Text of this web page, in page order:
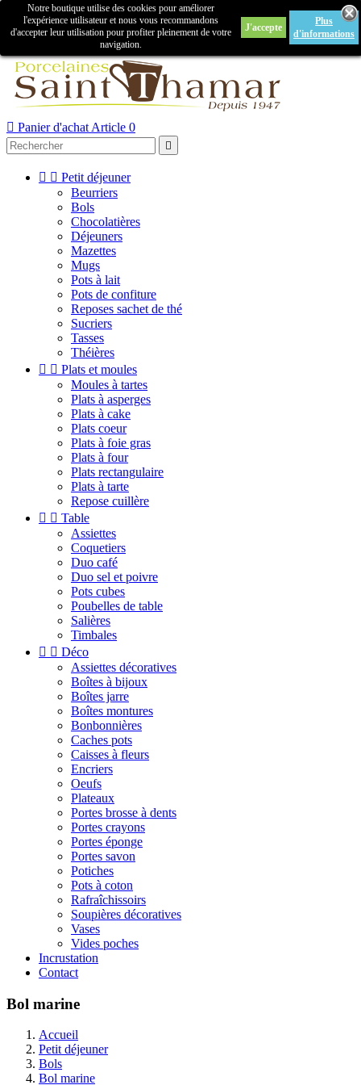
Créer un compteConnexion
 Panier d'achat Article 0

Notre boutique utilise des cookies pour améliorer
l'expérience utilisateur et nous vous recommandons
d'accepter leur utilisation pour profiter pleinement de votre
navigation.
J'accepte
Plus
d'informations
  Petit déjeuner
Beurriers
Bols
Chocolatières
Déjeuners
Mazettes
Mugs
Pots à lait
Pots de confiture
Reposes sachet de thé
Sucriers
Tasses
Théières
  Plats et moules
Moules à tartes
Plats à asperges
Plats à cake
Plats coeur
Plats à foie gras
Plats à four
Plats rectangulaire
Plats à tarte
Repose cuillère
  Table
Assiettes
Coquetiers
Duo café
Duo sel et poivre
Pots cubes
Poubelles de table
Salières
Timbales
  Déco
Assiettes décoratives
Boîtes à bijoux
Boîtes jarre
Boîtes montures
Bonbonnières
Caches pots
Caisses à fleurs
Encriers
Oeufs
Plateaux
Portes brosse à dents
Portes crayons
Portes éponge
Portes savon
Potiches
Pots à coton
Rafraîchissoirs
Soupières décoratives
Vases
Vides poches
Incrustation
Contact
Bol marine
Accueil
Petit déjeuner
Bols
Bol marine